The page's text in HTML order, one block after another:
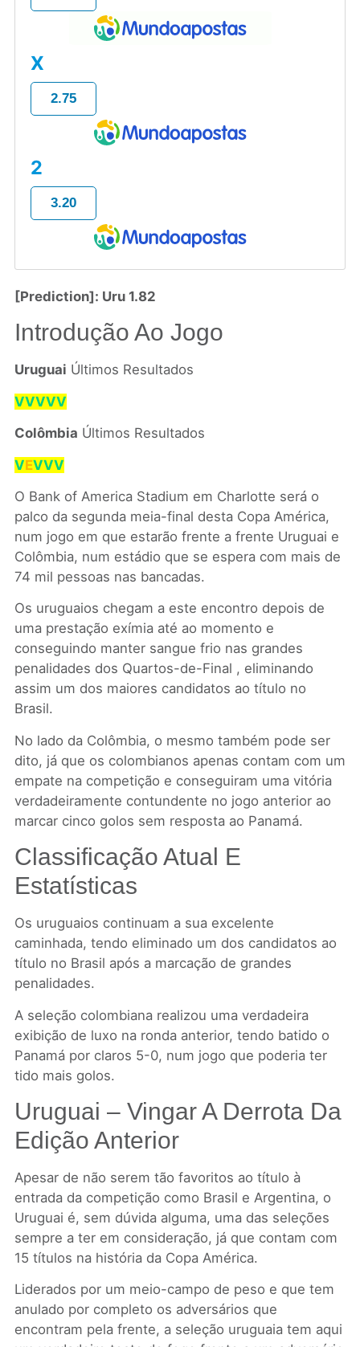
X
2.75
2
3.20
[Prediction]: Uru 1.82
Introdução Ao Jogo
Uruguai Últimos Resultados
VVVVV
Colômbia Últimos Resultados
VEVVV
O Bank of America Stadium em Charlotte será o
palco da segunda meia-final desta Copa América,
num jogo em que estarão frente a frente Uruguai e
Colômbia, num estádio que se espera com mais de
74 mil pessoas nas bancadas.
Os uruguaios chegam a este encontro depois de
uma prestação exímia até ao momento e
conseguindo manter sangue frio nas grandes
penalidades dos Quartos-de-Final , eliminando
assim um dos maiores candidatos ao título no
Brasil.
No lado da Colômbia, o mesmo também pode ser
dito, já que os colombianos apenas contam com um
empate na competição e conseguiram uma vitória
verdadeiramente contundente no jogo anterior ao
marcar cinco golos sem resposta ao Panamá.
Classificação Atual E
Estatísticas
Os uruguaios continuam a sua excelente
caminhada, tendo eliminado um dos candidatos ao
título no Brasil após a marcação de grandes
penalidades.
A seleção colombiana realizou uma verdadeira
exibição de luxo na ronda anterior, tendo batido o
Panamá por claros 5-0, num jogo que poderia ter
tido mais golos.
Uruguai – Vingar A Derrota Da
Edição Anterior
Apesar de não serem tão favoritos ao título à
entrada da competição como Brasil e Argentina, o
Uruguai é, sem dúvida alguma, uma das seleções
sempre a ter em consideração, já que contam com
15 títulos na história da Copa América.
Liderados por um meio-campo de peso e que tem
anulado por completo os adversários que
encontram pela frente, a seleção uruguaia tem aqui